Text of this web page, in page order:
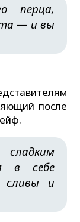
перца,
— и вы
после
в себе
сливы и